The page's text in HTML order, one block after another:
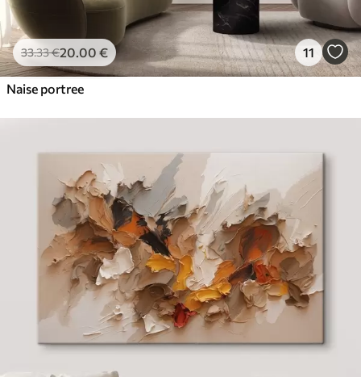
33.33€20.00 € 11
Naise portree